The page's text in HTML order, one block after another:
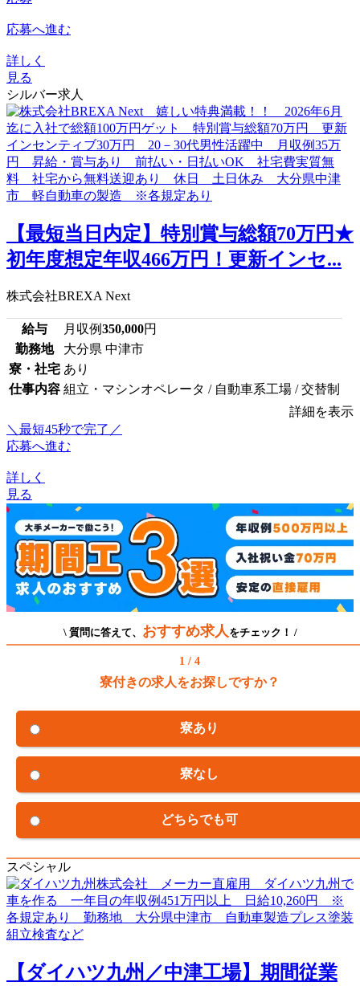
応募へ進む
詳しく
見る
シルバー求人
【最短当日内定】特別賞与総額70万円★
初年度想定年収466万円！更新インセ...
株式会社BREXA Next
給与 月収例350,000円
勤務地
大分県 中津市
寮・社宅 あり
仕事内容 組立・マシンオペレータ / 自動車系工場 / 交替制
詳細を表示
＼最短45秒で完了／
応募へ進む
詳しく
見る
\ 質問に答えて、 おすすめ求人 をチェック！ /
1 / 4
寮付きの求人をお探しですか？
寮あり
寮なし
どちらでも可
スペシャル
【ダイハツ九州／中津工場】期間従業